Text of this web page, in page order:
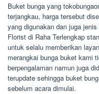
Buket bunga yang
terjangkau, harga tersebut
yang digunakan dan juga
Florist di Raha Terlengkap
untuk selalu memberikan
merangkai bunga buket kami
berpengalaman namun juga
terupdate sehingga buket
sebelum acara dimulai.